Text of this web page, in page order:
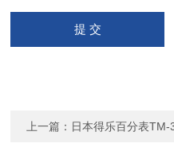
上一篇： 日本得乐百分表TM-